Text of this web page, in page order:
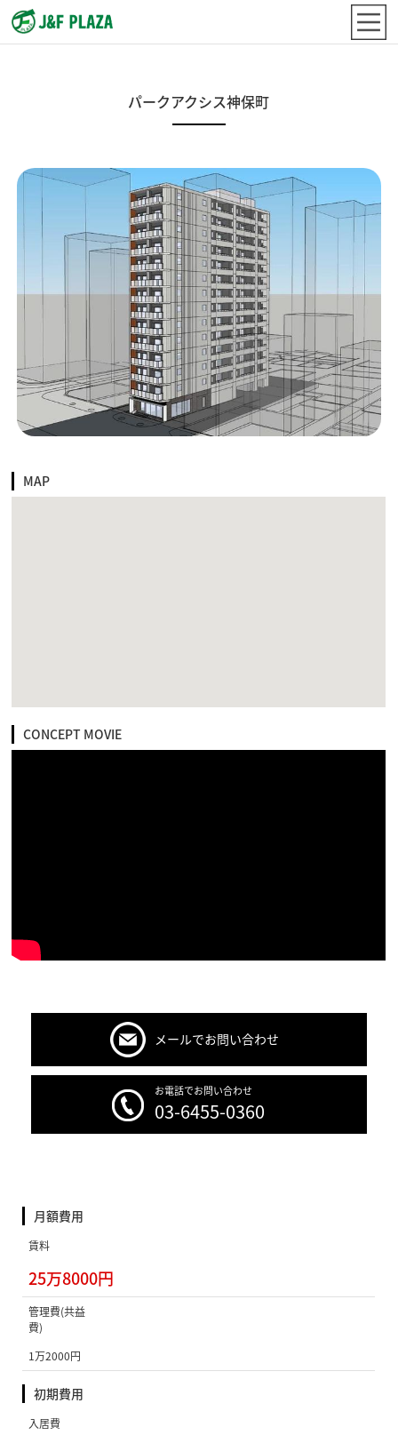
パークアクシス神保町
MAP
CONCEPT MOVIE
メールでお問い合わせ
お電話でお問い合わせ
03-6455-0360
月額費用
賃料
25万8000円
管理費(共益
費)
1万2000円
初期費用
入居費